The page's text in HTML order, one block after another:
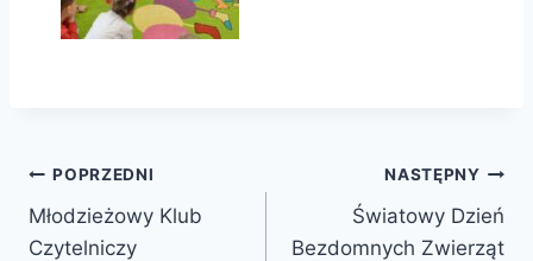
Nawigacja
wpisu
POPRZEDNI
Młodzieżowy Klub
Czytelniczy
NASTĘPNY
Światowy Dzień
Bezdomnych Zwierząt